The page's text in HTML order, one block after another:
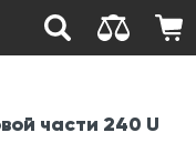
части 240 U